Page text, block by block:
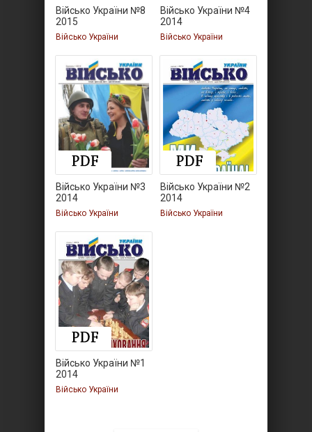
Військо України №8
2015
Військо України
Військо України №4
2014
Військо України
Військо України №3
2014
Військо України
Військо України №2
2014
Військо України
Військо України №1
2014
Військо України